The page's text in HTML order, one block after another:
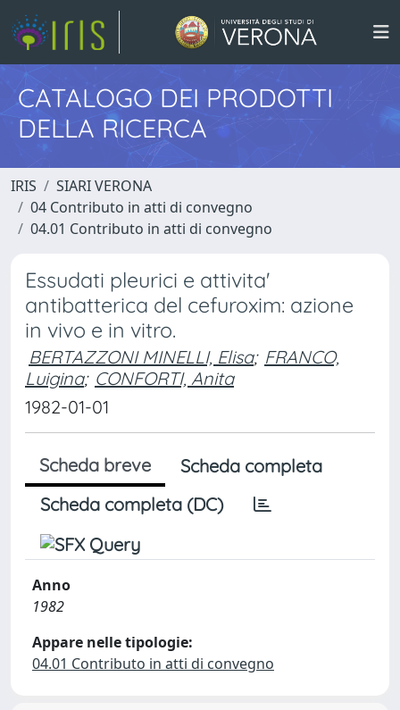
CATALOGO DEI PRODOTTI
DELLA RICERCA
IRIS
SIARI VERONA
04 Contributo in atti di convegno
04.01 Contributo in atti di convegno
Essudati pleurici e attivita'
antibatterica del cefuroxim: azione
in vivo e in vitro.
BERTAZZONI MINELLI, Elisa; FRANCO,
Luigina; CONFORTI, Anita
1982-01-01
Scheda breve
Scheda completa
Scheda completa (DC)
Anno
1982
Appare nelle tipologie:
04.01 Contributo in atti di convegno